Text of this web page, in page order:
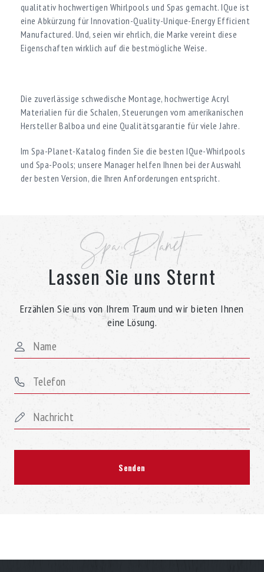
qualitativ hochwertigen Whirlpools und Spas gemacht. IQue ist
eine Abkürzung für Innovation-Quality-Unique-Energy Efficient
Manufactured. Und, seien wir ehrlich, die Marke vereint diese
Eigenschaften wirklich auf die bestmögliche Weise.
Die zuverlässige schwedische Montage, hochwertige Acryl
Materialien für die Schalen, Steuerungen vom amerikanischen
Hersteller Balboa und eine Qualitätsgarantie für viele Jahre.
Im Spa-Planet-Katalog finden Sie die besten IQue-Whirlpools
und Spa-Pools; unsere Manager helfen Ihnen bei der Auswahl
der besten Version, die Ihren Anforderungen entspricht.
Spa Planet
Lassen Sie uns Sternt
Erzählen Sie uns von Ihrem Traum und wir bieten Ihnen
eine Lösung.